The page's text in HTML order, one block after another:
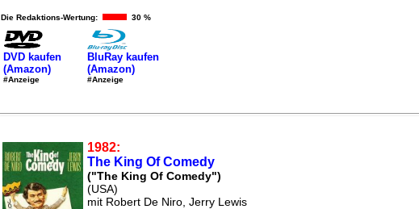
Die Redaktions-Wertung: 30 %
DVD kaufen
(Amazon)
#Anzeige
BluRay kaufen
(Amazon)
#Anzeige
1982:
The King Of Comedy
("The King Of Comedy")
(USA)
mit Robert De Niro, Jerry Lewis